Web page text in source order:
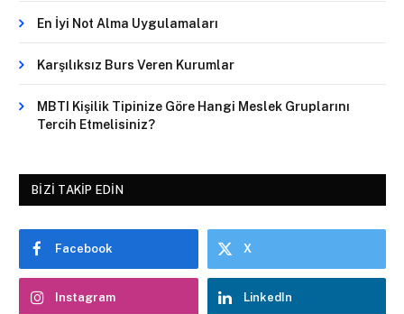
En İyi Not Alma Uygulamaları
Karşılıksız Burs Veren Kurumlar
MBTI Kişilik Tipinize Göre Hangi Meslek Gruplarını
Tercih Etmelisiniz?
BIZI TAKIP EDIN
Facebook X
Instagram LinkedIn